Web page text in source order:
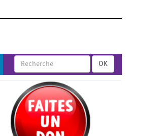
OK